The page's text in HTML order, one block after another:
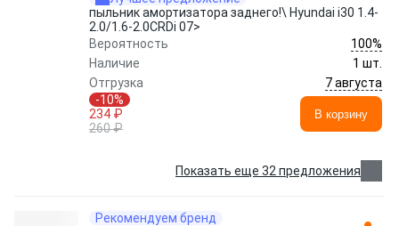
пыльник амортизатора заднего!\ Hyundai i30 1.4-
2.0/1.6-2.0CRDi 07>
Вероятность
100%
Наличие
1 шт.
Отгрузка
7 августа
-10%
234 ₽
260 ₽
В корзину
Показать еще 32 предложения
Рекомендуем бренд